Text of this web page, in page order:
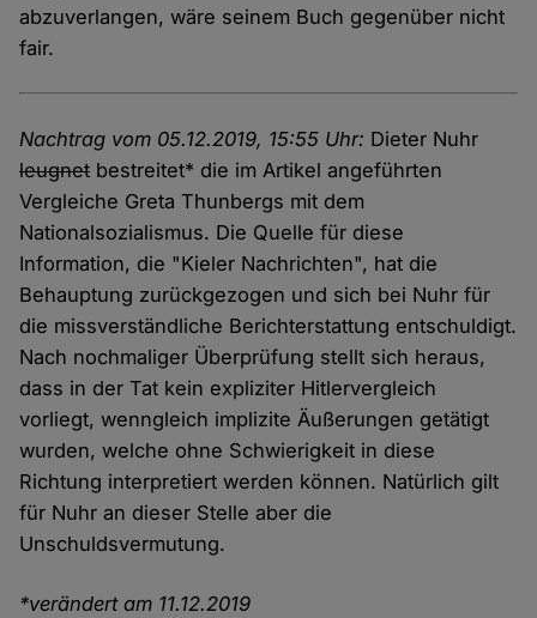
abzuverlangen, wäre seinem Buch gegenüber nicht
fair.
Nachtrag vom 05.12.2019, 15:55 Uhr: Dieter Nuhr
leugnet bestreitet* die im Artikel angeführten
Vergleiche Greta Thunbergs mit dem
Nationalsozialismus. Die Quelle für diese
Information, die "Kieler Nachrichten", hat die
Behauptung zurückgezogen und sich bei Nuhr für
die missverständliche Berichterstattung entschuldigt.
Nach nochmaliger Überprüfung stellt sich heraus,
dass in der Tat kein expliziter Hitlervergleich
vorliegt, wenngleich implizite Äußerungen getätigt
wurden, welche ohne Schwierigkeit in diese
Richtung interpretiert werden können. Natürlich gilt
für Nuhr an dieser Stelle aber die
Unschuldsvermutung.
*verändert am 11.12.2019